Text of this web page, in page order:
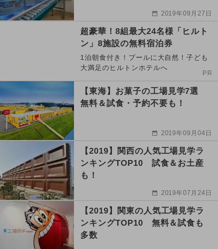
2019年09月27日
超豪華！8組最大24名様「ヒルト
ン」8施設の無料宿泊券
1泊朝食付き！プールに大自然！子ども
大満足のヒルトンホテルへ
PR
【東海】お菓子の工場見学7選
無料＆試食・予約不要も！
2019年09月04日
【2019】関西の人気工場見学ラ
ンキングTOP10 試食＆お土産
も！
2019年07月24日
【2019】関東の人気工場見学ラ
ンキングTOP10 無料＆試食も
多数